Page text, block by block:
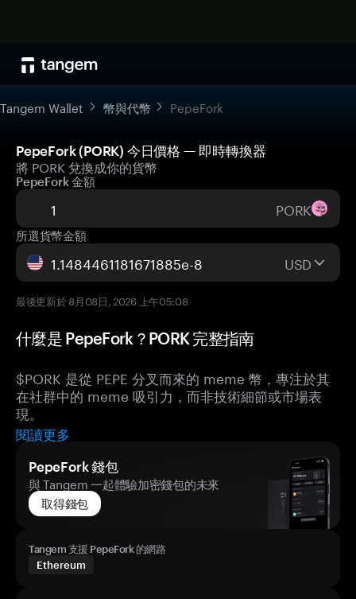
Tangem Wallet 幣與代幣 PepeFork
PepeFork (PORK) 今日價格 — 即時轉換器
將 PORK 兌換成你的貨幣
PepeFork 金額
PORK
所選貨幣金額
USD
最後更新於 8月08日, 2026 上午05:08
什麼是 PepeFork？PORK 完整指南
$PORK 是從 PEPE 分叉而來的 meme 幣，專注於其
在社群中的 meme 吸引力，而非技術細節或市場表
現。
閱讀更多
PepeFork 錢包
與 Tangem 一起體驗加密錢包的未來
取得錢包
Tangem 支援 PepeFork 的網路
Ethereum